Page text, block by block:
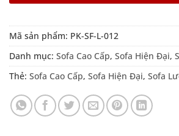
Mã sản phẩm: PK-SF-L-012
Danh mục: Sofa Cao Cấp, Sofa Hiện Đại,
Thẻ: Sofa Cao Cấp, Sofa Hiện Đại, Sofa